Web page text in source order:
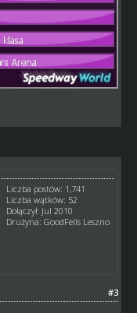
Liczba postów: 1,741
Liczba wątków: 52
Dołączył: Jul 2010
Drużyna: GoodFells Leszno
#3